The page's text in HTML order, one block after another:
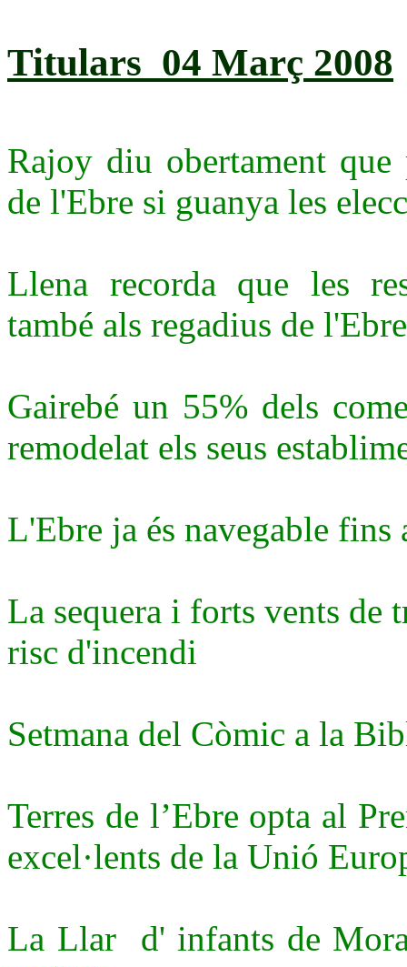
Titulars 04 Març 2008
Rajoy diu obertament que
de l'Ebre si guanya les
Llena recorda que les
també als regadius de
Gairebé un 55% dels
remodelat els seus
L'Ebre ja és navegable fins
La sequera i forts vents de
risc d'incendi
Setmana del Còmic a la
Terres de l’Ebre opta al
excel·lents de la Unió
La Llar d' infants de